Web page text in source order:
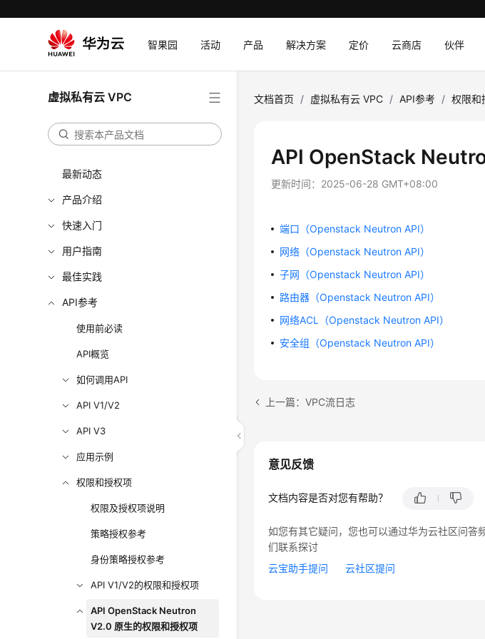
智果园 活动 产品 解决方案 定价 云商店 伙伴
虚拟私有云 VPC
最新动态
产品介绍
快速入门
用户指南
最佳实践
API参考
使用前必读
API概览
如何调用API
API V1/V2
API V3
应用示例
权限和授权项
权限及授权项说明
策略授权参考
身份策略授权参考
API V1/V2的权限和授权项
API OpenStack Neutron
V2.0 原生的权限和授权项
文档首页 / 虚拟私有云 VPC / API参考 / 权限和
API OpenStack
更新时间： 2025-06-28 GMT+08:00
端口（Openstack Neutron API）
网络（Openstack Neutron API）
子网（Openstack Neutron API）
路由器（Openstack Neutron API）
网络ACL（Openstack Neutron API）
安全组（Openstack Neutron API）
上一篇：VPC流日志
意见反馈
文档内容是否对您有帮助？
如您有其它疑问，您也可以通过华为云社区问答
们联系探讨
云宝助手提问
云社区提问